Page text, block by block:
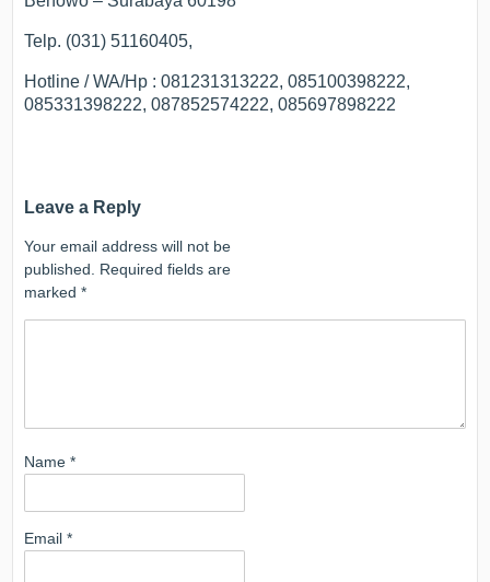
Telp. (031) 51160405,
Hotline / WA/Hp : 081231313222, 085100398222,
085331398222, 087852574222, 085697898222
Leave a Reply
Your email address will not be
published. Required fields are
marked*
Name*
Email*